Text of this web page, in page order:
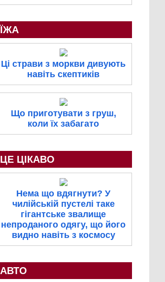
ЇЖА
Ці страви з моркви дивують
навіть скептиків
Що приготувати з груш,
коли їх забагато
ЦЕ ЦІКАВО
Нема що вдягнути? У
чилійській пустелі таке
гігантське звалище
непроданого одягу, що його
видно навіть з космосу
АВТО